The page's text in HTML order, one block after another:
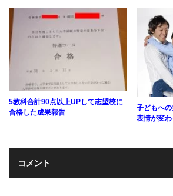
5教科合計90点以上UPして志望校に
合格した成果報告
子どもへ
表情が変わ
コメント